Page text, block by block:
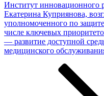
Институт инновационного
Екатерина Куприянова,
уполномоченного по
числе ключевых
— развитие доступной
медицинского